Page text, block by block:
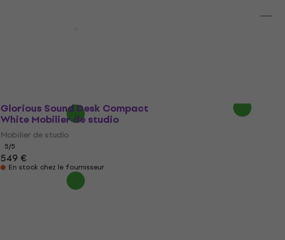
Glorious Sound Desk Compact
White Mobilier de studio
Mobilier de studio
5/5
549 €
En stock chez le fournisseur